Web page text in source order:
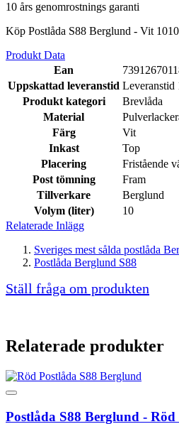
10 års genomrostnings garanti
Köp Postlåda S88 Berglund - Vit
Produkt Data
Ean
Uppskattad leveranstid Leveranstid
Produkt kategori
Brevlåda
Material
Färg
Vit
Inkast
Top
Placering
Fristående
Post tömning
Fram
Tillverkare
Berglund
Volym (liter)
10
Relaterade Inlägg
Sveriges mest sålda postlåda
Postlåda Berglund S88
Ställ fråga om produkten
Relaterade produkter
Postlåda S88 Berglund - Röd